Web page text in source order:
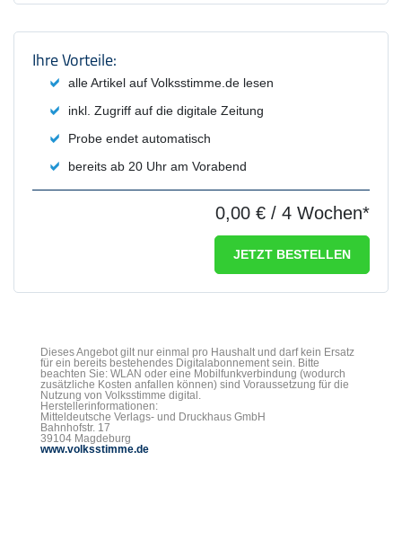
Produktzusammenfassung und
Ihre Vorteile:
alle Artikel auf Volksstimme.de lesen
inkl. Zugriff auf die digitale Zeitung
Probe endet automatisch
bereits ab 20 Uhr am Vorabend
0,00 € / 4 Wochen*
JETZT BESTELLEN
Dieses Angebot gilt nur einmal pro Haushalt und darf kein Ersatz
für ein bereits bestehendes Digitalabonnement sein. Bitte
beachten Sie: WLAN oder eine Mobilfunkverbindung (wodurch
zusätzliche Kosten anfallen können) sind Voraussetzung für die
Nutzung von Volksstimme digital.
Herstellerinformationen:
Mitteldeutsche Verlags- und Druckhaus GmbH
Bahnhofstr. 17
39104 Magdeburg
www.volksstimme.de